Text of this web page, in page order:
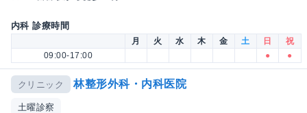
内科 診療時間
月 火 水 木 金 土 日
祝
09:00-17:00
● ●
クリニック 林整形外科・内科医院
土曜診察